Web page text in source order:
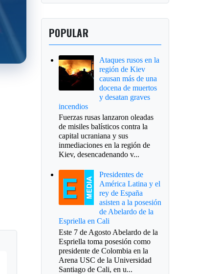
POPULAR
Ataques rusos en la
región de Kiev
causan más de una
docena de muertos
y desatan graves
incendios
Fuerzas rusas lanzaron oleadas
de misiles balísticos contra la
capital ucraniana y sus
inmediaciones en la región de
Kiev, desencadenando v...
Presidentes de
América Latina y el
rey de España
asisten a la posesión
de Abelardo de la
Espriella en Cali
Este 7 de Agosto Abelardo de la
Espriella toma posesión como
presidente de Colombia en la
Arena USC de la Universidad
Santiago de Cali, en u...